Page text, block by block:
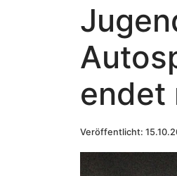
endet
Veröffentlicht: